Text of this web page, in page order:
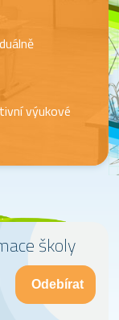
výukové
školy